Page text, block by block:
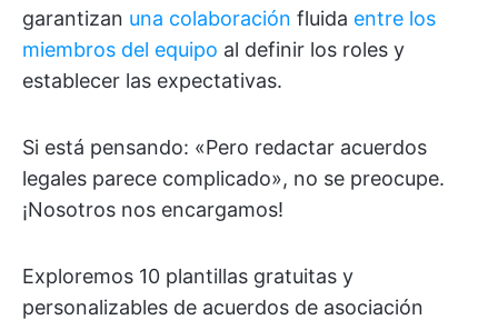
garantizan una colaboración fluida entre los
miembros del equipo al definir los roles y
establecer las expectativas.
Si está pensando: «Pero redactar acuerdos
legales parece complicado», no se preocupe.
¡Nosotros nos encargamos!
Exploremos 10 plantillas gratuitas y
personalizables de acuerdos de asociación